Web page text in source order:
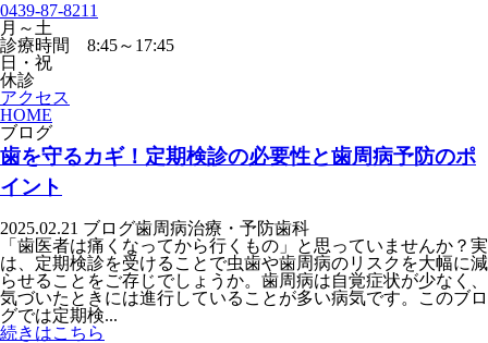
0439-87-8211
月～土
診療時間 8:45～17:45
日・祝
休診
アクセス
HOME
ブログ
歯を守るカギ！定期検診の必要性と歯周病予防のポ
イント
2025.02.21 ブログ歯周病治療・予防歯科
「歯医者は痛くなってから行くもの」と思っていませんか？実
は、定期検診を受けることで虫歯や歯周病のリスクを大幅に減
らせることをご存じでしょうか。歯周病は自覚症状が少なく、
気づいたときには進行していることが多い病気です。このブロ
グでは定期検...
続きはこちら